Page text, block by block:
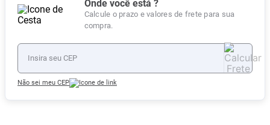
Onde você está ?
Calcule o prazo e valores de frete para sua
compra.
Não sei meu CEP